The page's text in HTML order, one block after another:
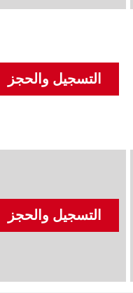
التسجيل والحجز
التسجيل والحجز